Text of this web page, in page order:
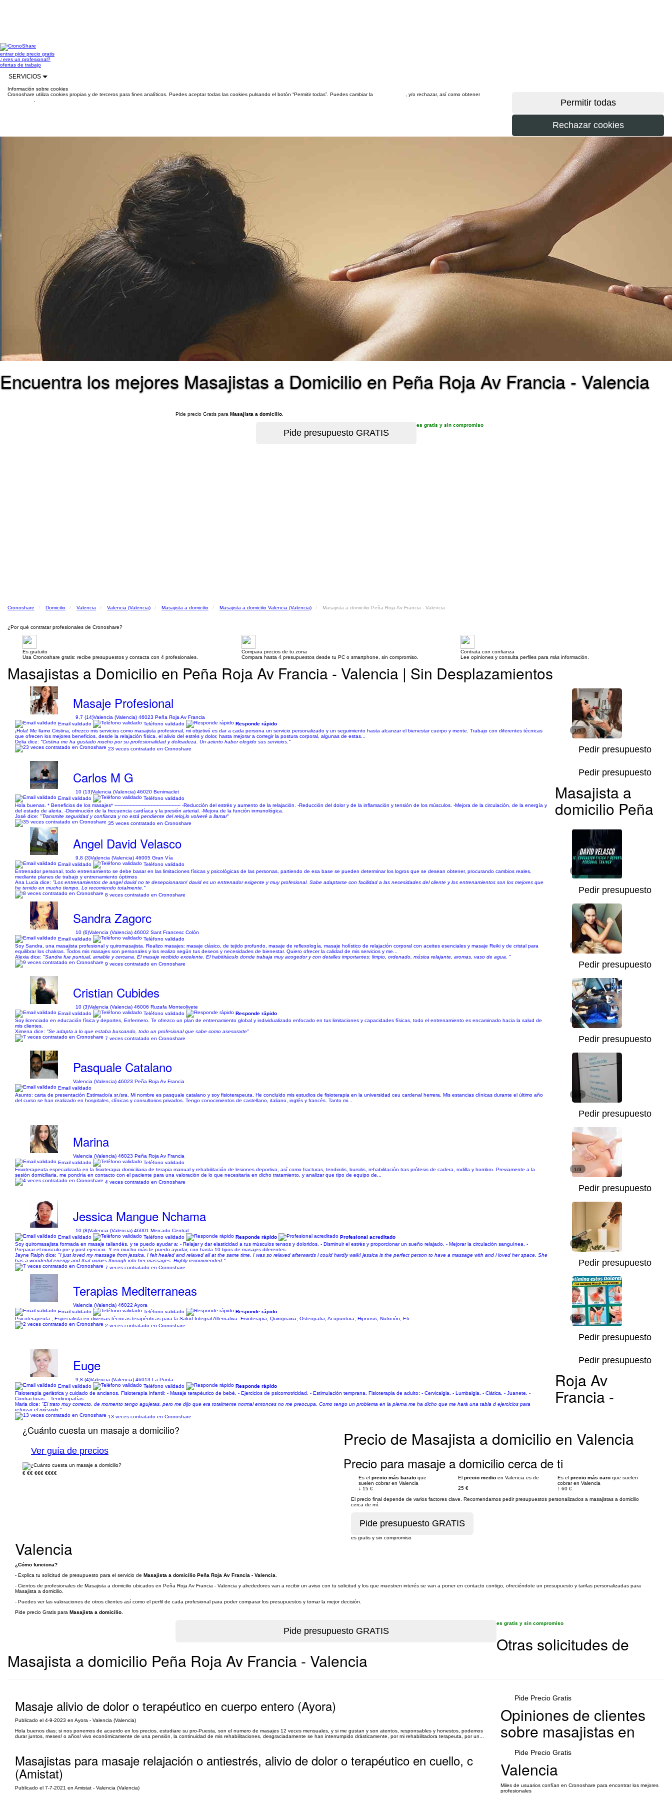
entrarpide precio gratis
¿eres un profesional?
ofertas de trabajo
SERVICIOS
Información sobre cookies
Cronoshare utiliza cookies propias y de terceros para fines analíticos. Puedes aceptar todas las cookies pulsando el botón “Permitir todas”. Puedes cambiar la
, y/o rechazar, así como obtener
Encuentra los mejores Masajistas a Domicilio en Peña Roja Av Francia - Valencia
Pide precio Gratis para Masajista a domicilio
es gratis y sin compromiso
Cronoshare Domicilio Valencia Valencia (Valencia) Masajista a domicilio Masajista a domicilio Valencia (Valencia) Masajista a domicilio Peña Roja Av Francia - Valencia
¿Por qué contratar profesionales de Cronoshare?
Es gratuito
Usa Cronoshare gratis: recibe presupuestos y contacta con 4 profesionales.
Compara precios de tu zona
Compara hasta 4 presupuestos desde tu PC o smartphone, sin compromiso.
Contrata con confianza
Lee opiniones y consulta perfiles para más información.
Masajistas a Domicilio en Peña Roja Av Francia - Valencia | Sin Desplazamientos
Masaje Profesional
9,7 (14)Valencia (Valencia) 46023 Peña Roja Av Francia
Email validado
Teléfono validado
Responde rápido
¡Hola! Me llamo Cristina, ofrezco mis servicios como masajista profesional, mi objetivó es dar a cada persona un servicio personalizado y un seguimiento hasta alcanzar el bienestar cuerpo y mente. Trabajo con diferentes técnicas
que ofrecen los mejores beneficios, desde la relajación física, el alivio del estrés y dolor, hasta mejorar a corregir la postura corporal, algunas de estas...
Delia dice: "Cristina me ha gustado mucho por su profesionalidad y delicadeza. Un acierto haber elegido sus servicios."
23 veces contratado en Cronoshare
1/5
Pedir presupuesto
Carlos M G
10 (13)Valencia (Valencia) 46020 Benimaclet
Email validado
Teléfono validado
Hola buenas. * Beneficios de los masajes* -------------------------------------------- -Reducción del estrés y aumento de la relajación. -Reducción del dolor y de la inflamación y tensión de los músculos. -Mejora de la circulación, de la energía y
del estado de alerta. -Disminución de la frecuencia cardíaca y la presión arterial. -Mejora de la función inmunológica.
José dice: "Transmite seguridad y confianza y no está pendiente del reloj,lo volveré a llamar"
35 veces contratado en Cronoshare
Pedir presupuesto
Angel David Velasco
9,8 (3)Valencia (Valencia) 46005 Gran Vía
Email validado
Teléfono validado
Entrenador personal, todo entrenamiento se debe basar en las limitaciones físicas y psicológicas de las personas, partiendo de esa base se pueden determinar los logros que se desean obtener, procurando cambios reales,
mediante planes de trabajo y entrenamiento óptimos
Ana Lucia dice: "Los entrenamientos de angel david no te desepcionaran! david es un entrenador exigente y muy profesional. Sabe adaptarse con facilidad a las necesidades del cliente y los entrenamientos son los mejores que
he tenido en mucho tiempo. Lo recomiendo totalmente."
8 veces contratado en Cronoshare
1/6
Pedir presupuesto
Sandra Zagorc
10 (6)Valencia (Valencia) 46002 Sant Francesc Colón
Email validado
Teléfono validado
Soy Sandra, una masajista profesional y quiromasajista. Realizo masajes: masaje clásico, de tejido profundo, masaje de reflexología, masaje holístico de relajación corporal con aceites esenciales y masaje Reiki y de cristal para
equilibrar los chakras. Todos mis masajes son personales y los realizo según tus deseos y necesidades de bienestar. Quiero ofrecer la calidad de mis servicios y me...
Alexia dice: "Sandra fue puntual, amable y cercana. El masaje recibido excelente. El habititáculo donde trabaja muy acogedor y con detalles importantes: limpio, ordenado, música relajante, aromas, vaso de agua. "
9 veces contratado en Cronoshare
1/2
Pedir presupuesto
Cristian Cubides
10 (3)Valencia (Valencia) 46006 Ruzafa Monteolivete
Email validado
Teléfono validado
Responde rápido
Soy licenciado en educación física y deportes, Enfermero. Te ofrezco un plan de entrenamiento global y individualizado enfocado en tus limitaciones y capacidades físicas, todo el entrenamiento es encaminado hacia la salud de
mis clientes.
Ximena dice: "Se adapta a lo que estaba buscando, todo un profesional que sabe como asesorarte"
7 veces contratado en Cronoshare
1/6
Pedir presupuesto
Pasquale Catalano
Valencia (Valencia) 46023 Peña Roja Av Francia
Email validado
Asunto: carta de presentación Estimado/a sr./sra. Mi nombre es pasquale catalano y soy fisioterapeuta. He concluido mis estudios de fisioterapia en la universidad ceu cardenal herrera. Mis estancias clínicas durante el último año
del curso se han realizado en hospitales, clínicas y consultorios privados. Tengo conocimientos de castellano, italiano, inglés y francés. Tanto mi...
1/9
Pedir presupuesto
Marina
Valencia (Valencia) 46023 Peña Roja Av Francia
Email validado
Teléfono validado
Fisioterapeuta especializada en la fisioterapia domiciliaria de terapia manual y rehabilitación de lesiones deportiva, así como fracturas, tendinitis, bursitis, rehabilitación tras prótesis de cadera, rodilla y hombro. Previamente a la
sesión domiciliaria, me pondría en contacto con el paciente para una valoración de lo que necesitaría en dicho tratamiento, y analizar que tipo de equipo de...
4 veces contratado en Cronoshare
1/3
Pedir presupuesto
Jessica Mangue Nchama
10 (8)Valencia (Valencia) 46001 Mercado Central
Email validado
Teléfono validado Responde rápido
Profesional acreditado
Soy quiromasajista formada en masaje tailandés, y te puedo ayudar a: - Relajar y dar elasticidad a tus músculos tensos y doloridos. - Disminuir el estrés y proporcionar un sueño relajado. - Mejorar la circulación sanguínea. -
Preparar el musculo pre y post ejercicio. Y en mucho más te puedo ayudar, con hasta 10 tipos de masajes diferentes.
Jayne Ralph dice: "I just loved my massage from jessica. I felt healed and relaxed all at the same time. I was so relaxed afterwards i could hardly walk! jessica is the perfect person to have a massage with and i loved her space. She
has a wonderful energy and that comes through into her massages. Highly recommended."
7 veces contratado en Cronoshare
1/4
Pedir presupuesto
Terapias Mediterraneas
Valencia (Valencia) 46022 Ayora
Email validado
Teléfono validado
Responde rápido
Psicoterapeuta , Especialista en diversas técnicas terapéuticas para la Salud Integral Alternativa. Fisioterapia, Quiropraxia, Osteopatia, Acupuntura, Hipnosis, Nutrición, Etc.
2 veces contratado en Cronoshare
1/4
Pedir presupuesto
Euge
9,8 (4)Valencia (Valencia) 46013 La Punta
Email validado
Teléfono validado
Responde rápido
Fisioterapia geriátrica y cuidado de ancianos. Fisioterapia infantil: - Masaje terapéutico de bebé. - Ejercicios de psicomotricidad. - Estimulación temprana. Fisioterapia de adulto: - Cervicalgia. - Lumbalgia. - Ciática. - Juanete. -
Contracturas. - Tendinopatías.
Maria dice: "El trato muy correcto, de momento tengo agujetas, pero me dijo que era totalmente normal entonces no me preocupa. Como tengo un problema en la pierna me ha dicho que me hará una tabla d ejercicios para
reforzar el músculo."
13 veces contratado en Cronoshare
Pedir presupuesto
¿Cuánto cuesta un masaje a domicilio?
Ver guía de precios
€ €€ €€€ €€€€
Precio de Masajista a domicilio en Valencia
Precio para masaje a domicilio cerca de ti
Es el precio más barato que
suelen cobrar en Valencia
↓ 15 €
El precio medio en Valencia es de
25 €
Es el precio más caro que suelen
cobrar en Valencia
↑ 60 €
El precio final depende de varios factores clave. Recomendamos pedir presupuestos personalizados a masajistas a domicilio
cerca de mí.
es gratis y sin compromiso
Masajista a
domicilio Peña
Roja Av
Francia -
Valencia
¿Cómo funciona?
- Explica tu solicitud de presupuesto para el servicio de Masajista a domicilio Peña Roja Av Francia - Valencia
- Cientos de profesionales de Masajista a domicilio ubicados en Peña Roja Av Francia - Valencia y alrededores van a recibir un aviso con tu solicitud y los que muestren interés se van a poner en contacto contigo, ofreciéndote un presupuesto y tarifas personalizadas para
Masajista a domicilio.
- Puedes ver las valoraciones de otros clientes así como el perfil de cada profesional para poder comparar los presupuestos y tomar la mejor decisión.
Pide precio Gratis para Masajista a domicilio
es gratis y sin compromiso
Otras solicitudes de
Masajista a domicilio Peña Roja Av Francia - Valencia
Masaje alivio de dolor o terapéutico en cuerpo entero (Ayora)
Publicado el 4-9-2023 en Ayora - Valencia (Valencia)
Hola buenos dias; si nos ponemos de acuerdo en los precios, estudiare su pro-Puesta, son el numero de masajes 12 veces mensuales, y si me gustan y son atentos, responsables y honestos, podemos
durar juntos, meses! o años! vivo económicamente de una pensión, la continuidad de mis rehabilitaciones, desgraciadamente se han interrumpido drásticamente, por mi rehabilitadora terapeuta, por un...
Pide Precio Gratis
Masajistas para masaje relajación o antiestrés, alivio de dolor o terapéutico en cuello, c
(Amistat)
Publicado el 7-7-2021 en Amistat - Valencia (Valencia)
Pide Precio Gratis
Opiniones de clientes
sobre masajistas en
Valencia
Miles de usuarios confían en Cronoshare para encontrar los mejores
profesionales